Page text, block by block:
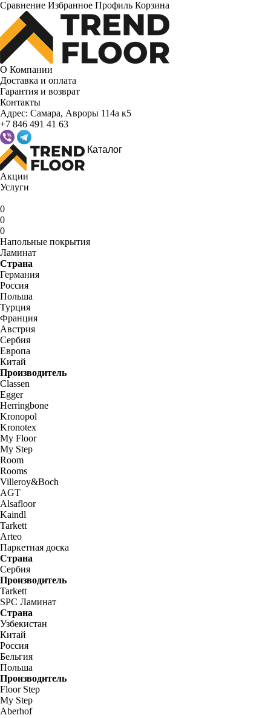
Сравнение Избранное Профиль Корзина
О Компании
Доставка и оплата
Гарантия и возврат
Контакты
Адрес: Самара, Авроры 114а к5
+7 846 491 41 63
Каталог
Акции
Услуги
0
0
0
Напольные покрытия
Ламинат
Страна
Германия
Россия
Польша
Турция
Франция
Австрия
Сербия
Европа
Китай
Производитель
Classen
Egger
Herringbone
Kronopol
Kronotex
My Floor
My Step
Room
Rooms
Villeroy&Boch
AGT
Alsafloor
Kaindl
Tarkett
Arteo
Паркетная доска
Страна
Сербия
Производитель
Tarkett
SPC Ламинат
Страна
Узбекистан
Китай
Россия
Бельгия
Польша
Производитель
Floor Step
My Step
Aberhof